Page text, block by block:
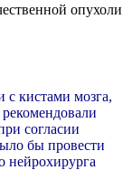
опухоли
с кистами мозга,
согласии
бы провести
нейрохирурга